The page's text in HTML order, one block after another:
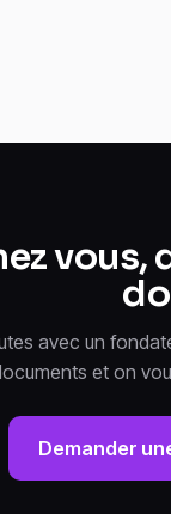
avec un
et on
Demander